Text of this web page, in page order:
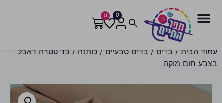
0
0
עמוד הבית / בדים / בדים טבעיים / כותנה / בד טטרה דאבל
בצבע חום מוקה